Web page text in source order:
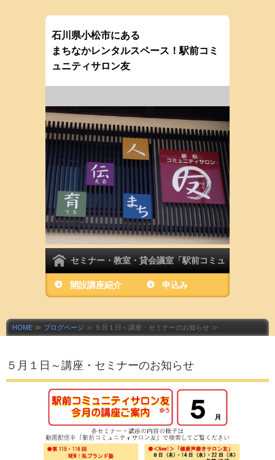
石川県小松市にある
まちなかレンタルスペース！駅前コミ
ュニティサロン友
セミナー・教室・貸会議室「駅前コミュ
ニティサロン友」
開設講座紹介 申込み
HOME ≫ ブログページ ≫ ５月１日～講座・セミナーのお知らせ ≫
５月１日～講座・セミナーのお知らせ